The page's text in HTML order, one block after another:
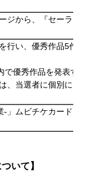
ジから、『セーラー
行い、優秀作品5作
で優秀作品を発表す
、当選者に個別にご
-」ムビチケカード（
いて】